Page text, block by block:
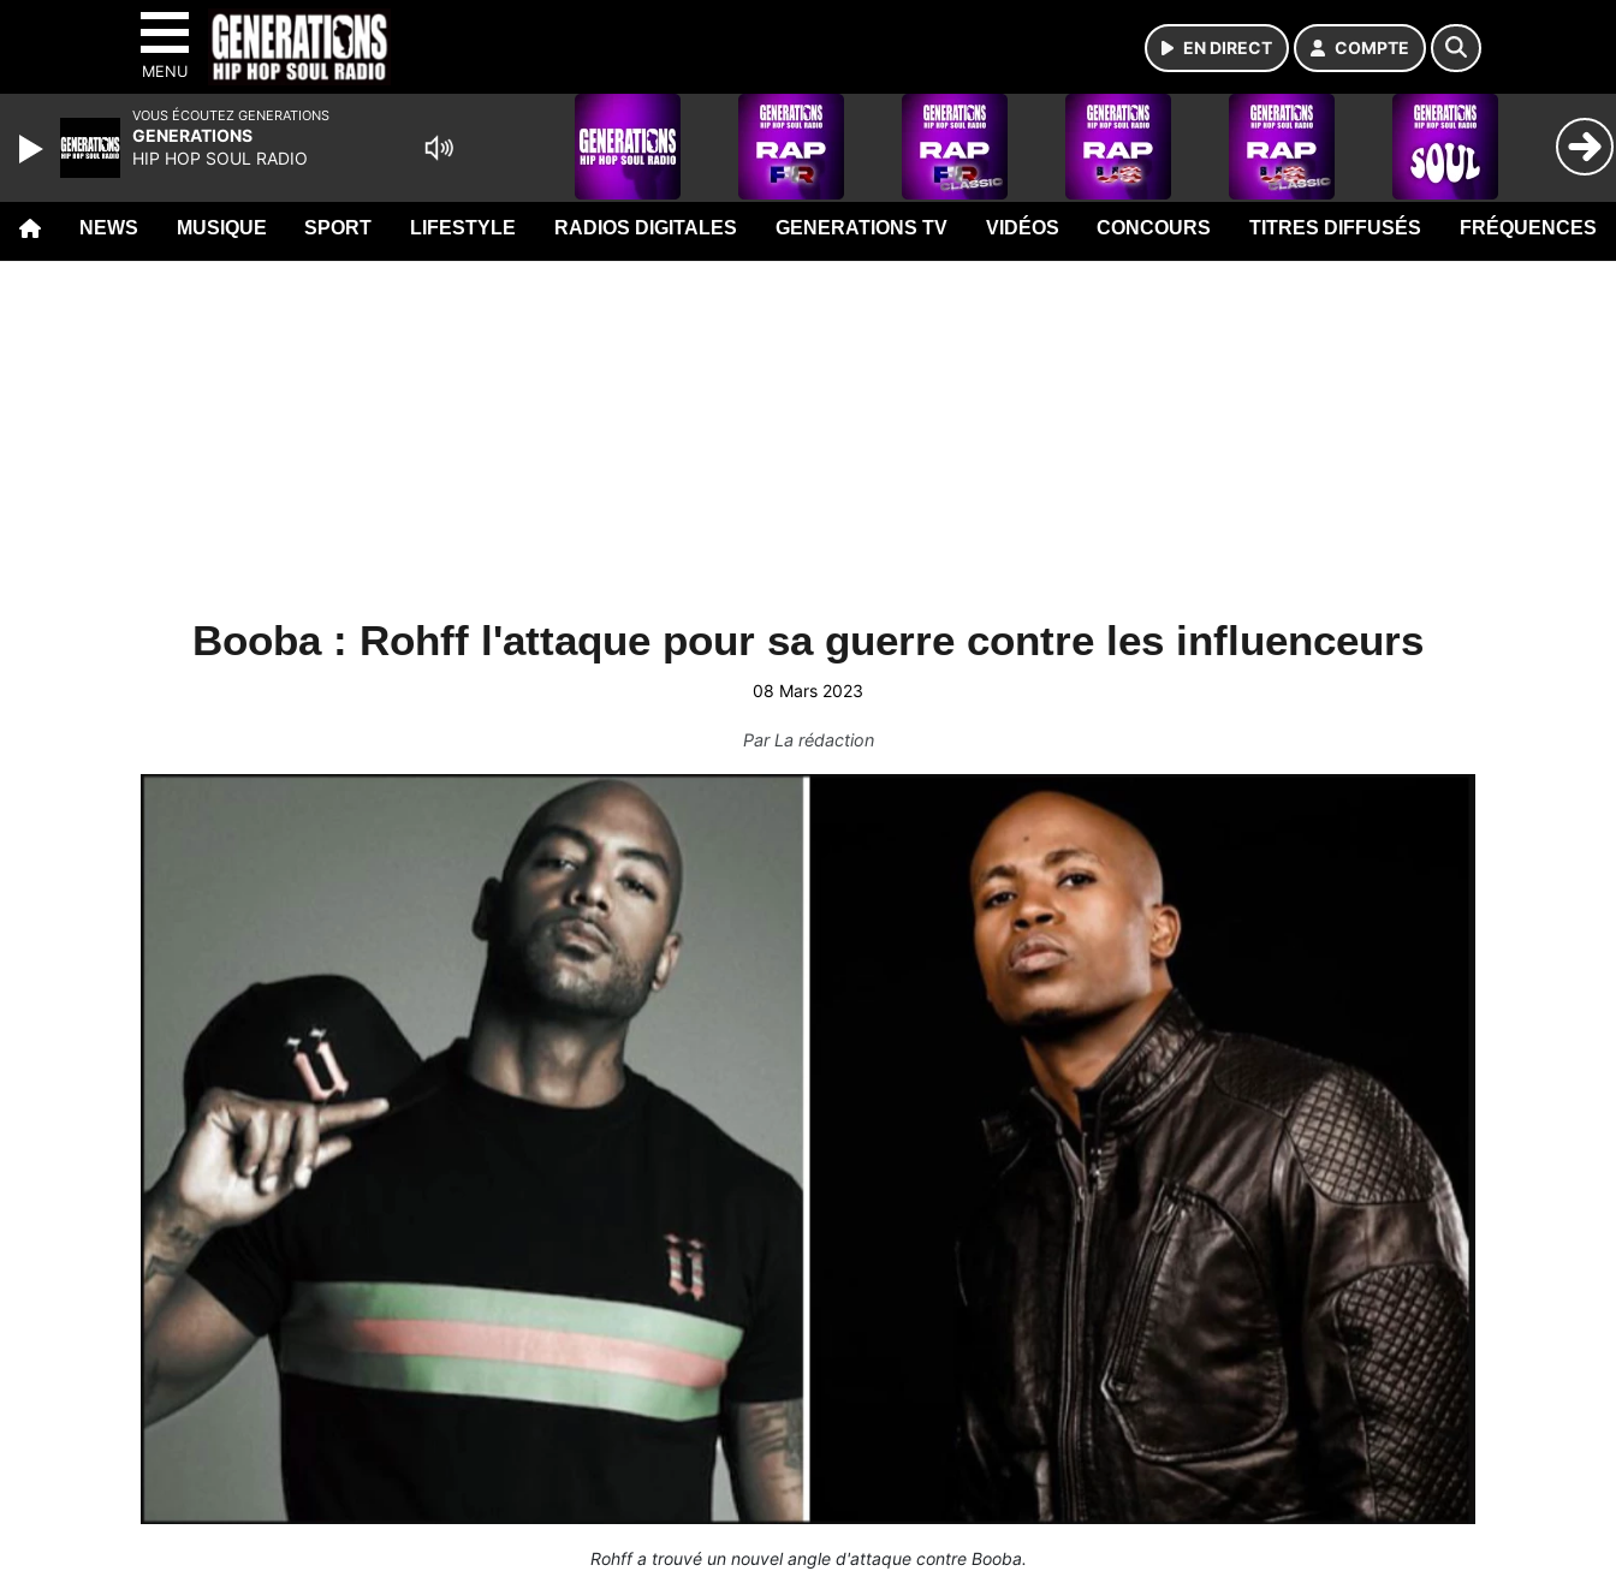
MENU
EN DIRECT COMPTE
NEWS MUSIQUE SPORT LIFESTYLE RADIOS DIGITALES GENERATIONS TV VIDÉOS CONCOURS TITRES DIFFUSÉS FRÉQUENCES
Booba : Rohff l'attaque pour sa guerre contre les influenceurs
08 Mars 2023
ParLa rédaction
Rohff a trouvé un nouvel angle d'attaque contre Booba.
VOUS ÉCOUTEZ GENERATIONS
GENERATIONS
HIP HOP SOUL RADIO